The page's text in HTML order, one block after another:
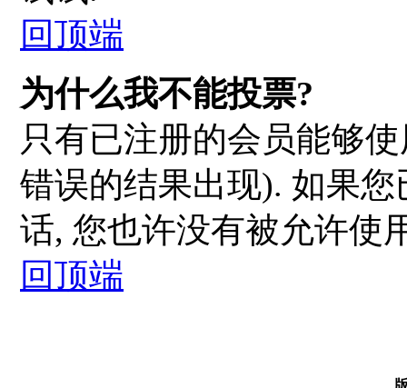
回顶端
为什么我不能投票?
只有已注册的会员能够
错误的结果出现). 如果
话, 您也许没有被允许使
回顶端